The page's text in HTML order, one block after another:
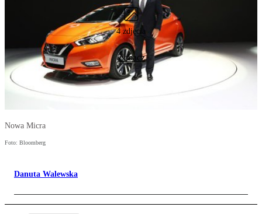
4 zdjęcia
Zobacz
Nowa Micra
Foto: Bloomberg
Danuta Walewska